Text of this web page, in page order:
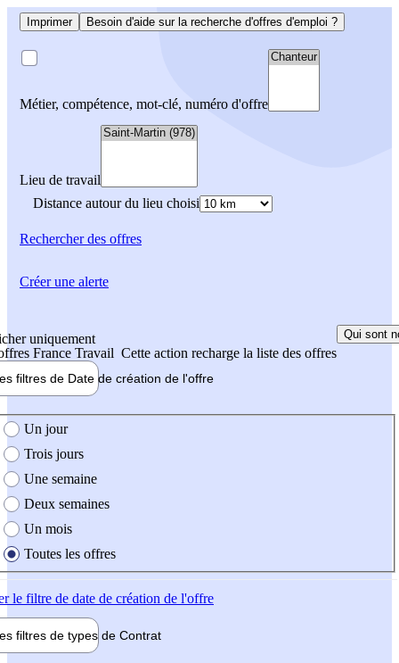
Imprimer Besoin d'aide sur la recherche d'offres d'emploi ?
Métier, compétence, mot-clé, numéro d'offre
Lieu de travail
Distance autour du lieu choisi
Rechercherdes offres
uniquement
France Travail Cette action recharge la liste des offres
Qui sont
filtres de Date de création de l'offre
création de l'offre
Un jour
Trois jours
Une semaine
Deux semaines
Un mois
Toutes les offres
le filtre de date de création de l'offre
filtres de types de Contrat
Créer une alerte